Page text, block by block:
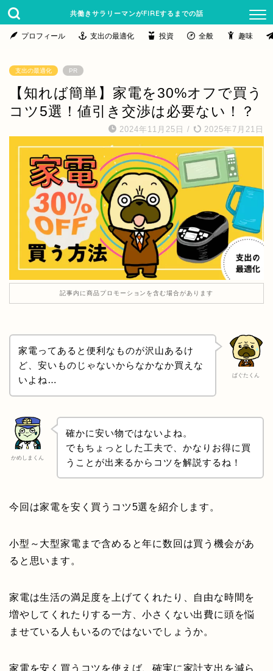
共働きサラリーマンがFIREするまでの話
プロフィール 支出の最適化 投資 全般 趣味
支出の最適化 PR
【知れば簡単】家電を30%オフで買う
コツ5選！値引き交渉は必要ない！？
2024年11月25日 / 2025年7月21日
記事内に商品プロモーションを含む場合があります
ぱぐたくん
家電ってあると便利なものが沢山あるけ
ど、安いものじゃないからなかなか買えな
いよね…
かめしまくん
確かに安い物ではないよね。
でもちょっとした工夫で、かなりお得に買
うことが出来るからコツを解説するね！
今回は家電を安く買うコツ5選を紹介します。
小型～大型家電まで含めると年に数回は買う機会があ
ると思います。
家電は生活の満足度を上げてくれたり、自由な時間を
増やしてくれたりする一方、小さくない出費に頭を悩
ませている人もいるのではないでしょうか。
家電を安く買うコツを使えば、確実に家計支出を減ら